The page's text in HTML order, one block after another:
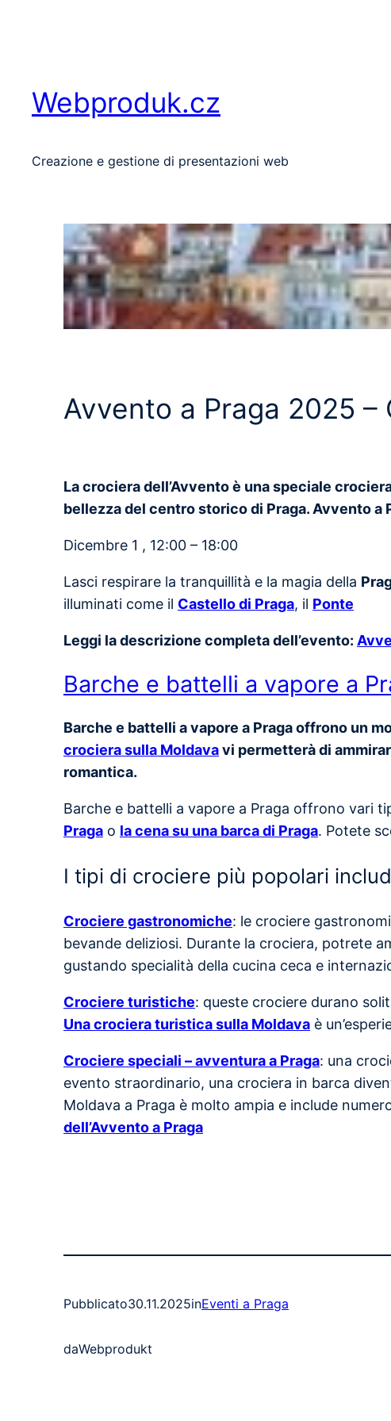
Webproduk.cz
Creazione e gestione di presentazioni web
Avvento a Praga 2025 –
La crociera dell’Avvento è una speciale
bellezza del centro storico di Praga. Avvento a
Dicembre 1 , 12:00 – 18:00
Lasci respirare la tranquillità e la magia della
illuminati come il Castello di Praga, il Ponte
Leggi la descrizione completa dell’evento:
Barche e battelli a vapore a
Barche e battelli a vapore a Praga offrono un
crociera sulla Moldavavi permetterà di
romantica.
Barche e battelli a vapore a Praga offrono vari
Praga o la cena su una barca di Praga. Potete
I tipi di crociere più popolari
Crociere gastronomiche: le crociere
bevande deliziosi. Durante la crociera, potrete
gustando specialità della cucina ceca e
Crociere turistiche: queste crociere durano
Una crociera turistica sulla Moldava è
Crociere speciali – avventura a Praga: una
evento straordinario, una crociera in barca
Moldava a Praga è molto ampia e include
dell’Avvento a Praga
Pubblicato30.11.2025inEventi a Praga
daWebprodukt